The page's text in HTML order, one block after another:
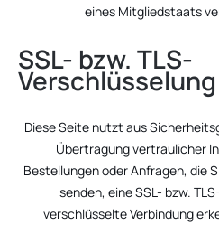
eines Mitgliedstaats
SSL- bzw. TLS-
Verschlüsselung
Diese Seite nutzt aus
Übertragung vertraulicher
Bestellungen oder Anfragen, die
senden, eine SSL- bzw.
verschlüsselte Verbindung